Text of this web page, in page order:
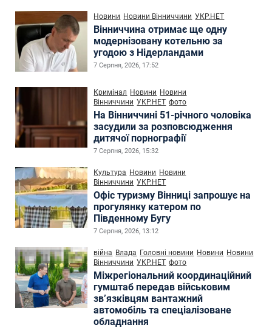
Новини Новини Вінниччини УКР.НЕТ
Вінниччина отримає ще одну
модернізовану котельню за
угодою з Нідерландами
7 Серпня, 2026, 17:52
Кримінал Новини Новини
Вінниччини УКР.НЕТ фото
На Вінниччині 51-річного чоловіка
засудили за розповсюдження
дитячої порнографії
7 Серпня, 2026, 15:32
Культура Новини Новини
Вінниччини УКР.НЕТ
Офіс туризму Вінниці запрошує на
прогулянку катером по
Південному Бугу
7 Серпня, 2026, 13:12
війна Влада Головні новини Новини Новини
Вінниччини УКР.НЕТ фото
Міжрегіональний координаційний
гумштаб передав військовим
зв’язківцям вантажний
автомобіль та спеціалізоване
обладнання